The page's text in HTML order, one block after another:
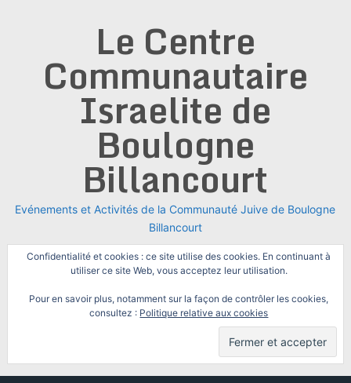
Le Centre
Communautaire
Israelite de
Boulogne
Billancourt
Evénements et Activités de la Communauté Juive de Boulogne
Billancourt
Confidentialité et cookies : ce site utilise des cookies. En continuant à
utiliser ce site Web, vous acceptez leur utilisation.
Pour en savoir plus, notamment sur la façon de contrôler les cookies,
consultez : Politique relative aux cookies